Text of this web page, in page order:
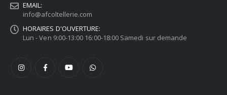
EMAIL:
info@afcoltellerie.com
HORAIRES D'OUVERTURE:
Lun - Ven 9:00-13:00 16:00-18:00 Samedi sur demande